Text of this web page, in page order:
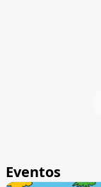
Eventos